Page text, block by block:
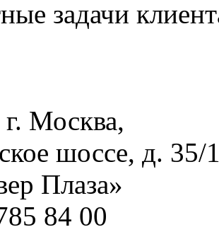
задачи
Москва,
шоссе, д. 35/
Плаза»
84 00